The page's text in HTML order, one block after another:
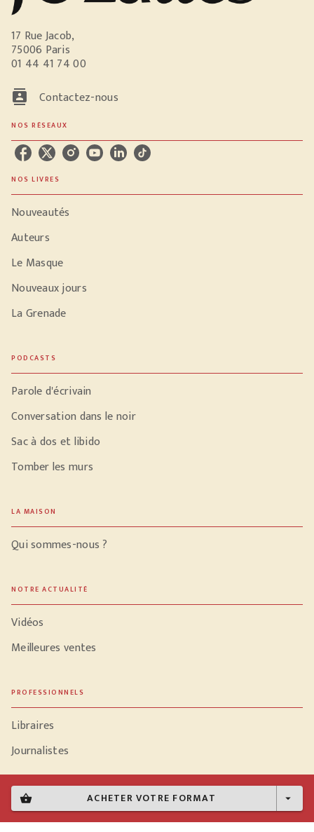
shopping_basket ACHETER VOTRE FORMAT arrow_drop_down
17 Rue Jacob,
75006 Paris
01 44 41 74 00
contacts Contactez-nous
NOS RÉSEAUX
NOS LIVRES
Nouveautés
Auteurs
Le Masque
Nouveaux jours
La Grenade
PODCASTS
Parole d'écrivain
Conversation dans le noir
Sac à dos et libido
Tomber les murs
LA MAISON
Qui sommes-nous ?
NOTRE ACTUALITÉ
Vidéos
Meilleures ventes
PROFESSIONNELS
Libraires
Journalistes
Données personnelles